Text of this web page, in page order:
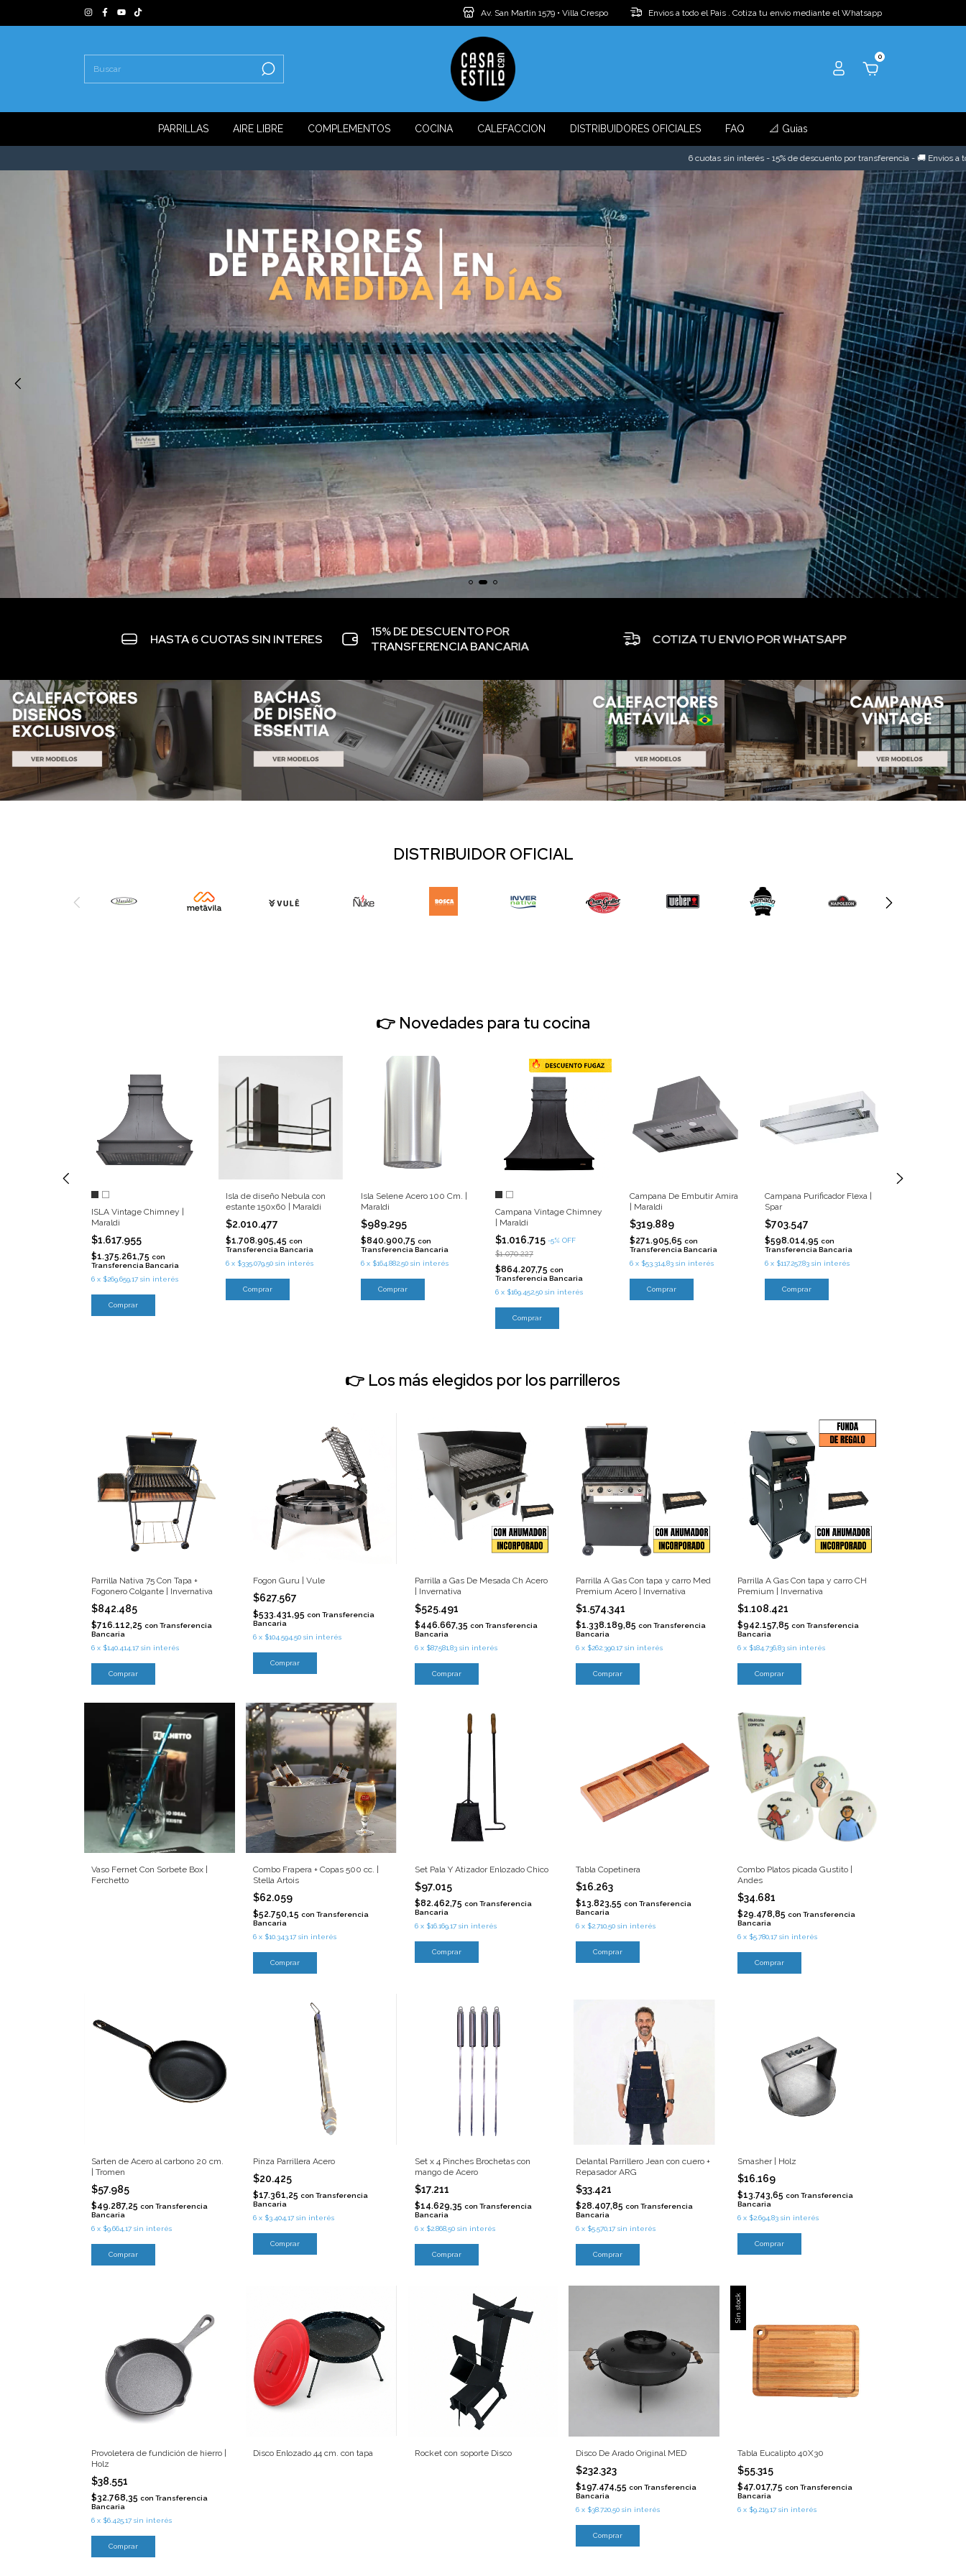
Av. San Martin 1579 • Villa Crespo Envios a todo el Pais . Cotiza tu envio mediante el Whatsapp
0
PARRILLAS AIRE LIBRE COMPLEMENTOS COCINA CALEFACCION DISTRIBUIDORES OFICIALES FAQ 📐 Guias
6 cuotas sin interés - 15% de descuento por transferencia - 🚚 Envios a todo el pais 6
HASTA 6 CUOTAS SIN INTERES
15% DE DESCUENTO POR
TRANSFERENCIA BANCARIA
COTIZA TU ENVIO POR WHATSAPP
DISTRIBUIDOR OFICIAL
👉 Novedades para tu cocina
ISLA Vintage Chimney |
Maraldi
$1.617.955
$1.375.261,75 con
Transferencia Bancaria
6 x $269.659,17 sin interés
Comprar
Isla de diseño Nebula con
estante 150x60 | Maraldi
$2.010.477
$1.708.905,45con
Transferencia Bancaria
6 x $335.079,50 sin interés
Isla Selene Acero 100 Cm. |
Maraldi
$989.295
$840.900,75 con
Transferencia Bancaria
6 x $164.882,50 sin interés
Comprar
Campana Vintage Chimney
| Maraldi
$1.016.715 -5% OFF
$1.070.227
$864.207,75 con
Transferencia Bancaria
6 x $169.452,50 sin interés
Comprar
Campana De Embutir Amira
| Maraldi
$319.889
$271.905,65con
Transferencia Bancaria
6 x $53.314,83 sin interés
Comprar
Campana Purificador Flexa |
Spar
$703.547
$598.014,95 con
Transferencia Bancaria
6 x $117.257,83 sin interés
Comprar
👉 Los más elegidos por los parrilleros
Parrilla Nativa 75 Con Tapa +
Fogonero Colgante | Invernativa
$842.485
$716.112,25 con Transferencia
Bancaria
6 x $140.414,17 sin interés
Comprar
Fogon Guru | Vule
$627.567
$533.431,95 con Transferencia
Bancaria
6 x $104.594,50 sin interés
Parrilla a Gas De Mesada Ch Acero
| Invernativa
$525.491
$446.667,35 con Transferencia
Bancaria
6 x $87.581,83 sin interés
Comprar
Parrilla A Gas Con tapa y carro Med
Premium Acero | Invernativa
$1.574.341
$1.338.189,85con Transferencia
Bancaria
6 x $262.390,17 sin interés
Comprar
Parrilla A Gas Con tapa y carro CH
Premium | Invernativa
$1.108.421
$942.157,85con Transferencia
Bancaria
6 x $184.736,83 sin interés
Comprar
Vaso Fernet Con Sorbete Box |
Ferchetto
Combo Frapera + Copas 500 cc. |
Stella Artois
$62.059
$52.750,15 con Transferencia
Bancaria
6 x $10.343,17 sin interés
Set Pala Y Atizador Enlozado Chico
$97.015
$82.462,75 con Transferencia
Bancaria
6 x $16.169,17 sin interés
Tabla Copetinera
$16.263
$13.823,55con Transferencia
Bancaria
6 x $2.710,50 sin interés
Combo Platos picada Gustito |
Andes
$34.681
$29.478,85con Transferencia
Bancaria
6 x $5.780,17 sin interés
Sarten de Acero al carbono 20 cm.
| Tromen
$57.985
$49.287,25 con Transferencia
Bancaria
6 x $9.664,17 sin interés
Pinza Parrillera Acero
$20.425
$17.361,25 con Transferencia
Bancaria
6 x $3.404,17 sin interés
Set x 4 Pinches Brochetas con
mango de Acero
$17.211
$14.629,35 con Transferencia
Bancaria
6 x $2.868,50 sin interés
Delantal Parrillero Jean con cuero +
Repasador ARG
$33.421
$28.407,85con Transferencia
Bancaria
6 x $5.570,17 sin interés
Smasher | Holz
$16.169
$13.743,65con Transferencia
Bancaria
6 x $2.694,83 sin interés
Provoletera de fundición de hierro |
Holz
$38.551
$32.768,35 con Transferencia
Bancaria
6 x $6.425,17 sin interés
Disco Enlozado 44 cm. con tapa Rocket con soporte Disco Disco De Arado Original MED
$232.323
$197.474,55con Transferencia
Bancaria
6 x $38.720,50 sin interés
Sin stock
Tabla Eucalipto 40X30
$55.315
$47.017,75con Transferencia
Bancaria
6 x $9.219,17 sin interés